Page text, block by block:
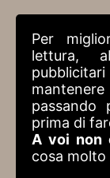
Per
lettura,
passando
prima di
A voi non
cosa molto